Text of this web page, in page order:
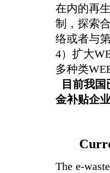
在内的再
制，探索
络或者与
4）扩大
多种类
目前我国
金补贴企
The e-